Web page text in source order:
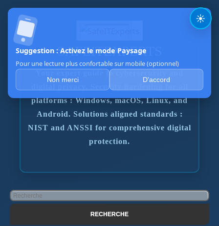
SAFEITEXPERTS
Your expert guide to cybersecurity and
digital privacy. Security hardening for all
platforms : Windows, macOS, Linux, and
Android. Solutions aligned standards :
NIST and ANSSI for comprehensive digital
protection.
☀️
Suggestion : Activez le mode Paysage
Pour une lecture plus confortable sur mobile (optionnel)
Non merci D'accord